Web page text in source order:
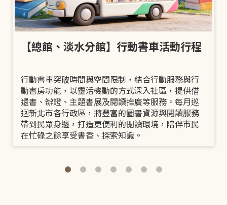
【總館、淡水分館】行動書車活動行程
行動書車突破時間與空間限制，結合行動服務與行
動書房功能，以靈活機動的方式深入社區，提供借
還書、辦證、主題書展及閱讀推廣等服務。每月巡
迴新北市各行政區，將豐富的圖書資源與閱讀服務
帶到民眾身邊，打造更便利的閱讀環境，陪伴市民
在忙碌之餘享受書香、探索知識。